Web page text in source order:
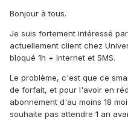
Bonjour à tous.
Je suis fortement intéressé
actuellement client chez
bloqué 1h + Internet et SMS.
Le problème, c'est que ce
de forfait, et pour l'avoir en
abonnement d'au moins 18
souhaite pas attendre 1 an